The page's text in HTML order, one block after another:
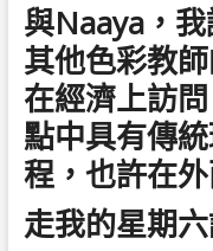
與Naaya，
其他色彩教
在經濟上訪
點中具有傳
程，也許在
走我的星期六